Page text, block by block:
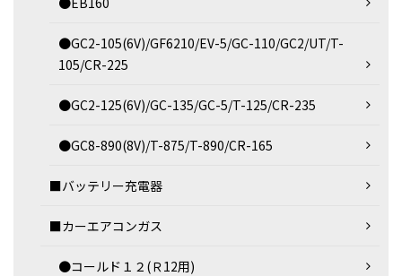
●GC2-105(6V)/GF6210/EV-5/GC-110/GC2/UT/T-
105/CR-225
●GC2-125(6V)/GC-135/GC-5/T-125/CR-235
●GC8-890(8V)/T-875/T-890/CR-165
■バッテリー充電器
■カーエアコンガス
●コールド１２(Ｒ12用)